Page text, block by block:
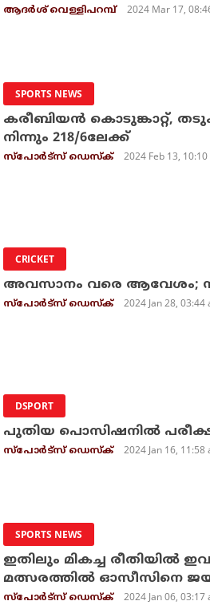
ആദര്‍ശ് വെള്ളിപറമ്പ് 2024 Mar 17,
SPORTS NEWS
കരീബിയന്‍ കൊടുങ്കാറ്റ്,
നിന്നും 218/6ലേക്ക്
സ്പോര്‍ട്സ് ഡെസ്‌ക് 2024 Feb 13,
CRICKET
അവസാനം വരെ ആവേശം;
സ്പോര്‍ട്സ് ഡെസ്‌ക് 2024 Jan 28, 03:44
DSPORT
പുതിയ പൊസിഷനില്‍
സ്പോര്‍ട്സ് ഡെസ്‌ക് 2024 Jan 16, 11:58
SPORTS NEWS
ഇതിലും മികച്ച രീതിയില്‍
മത്സരത്തില്‍ ഓസീസിനെ
സ്പോര്‍ട്സ് ഡെസ്‌ക് 2024 Jan 06, 03:17